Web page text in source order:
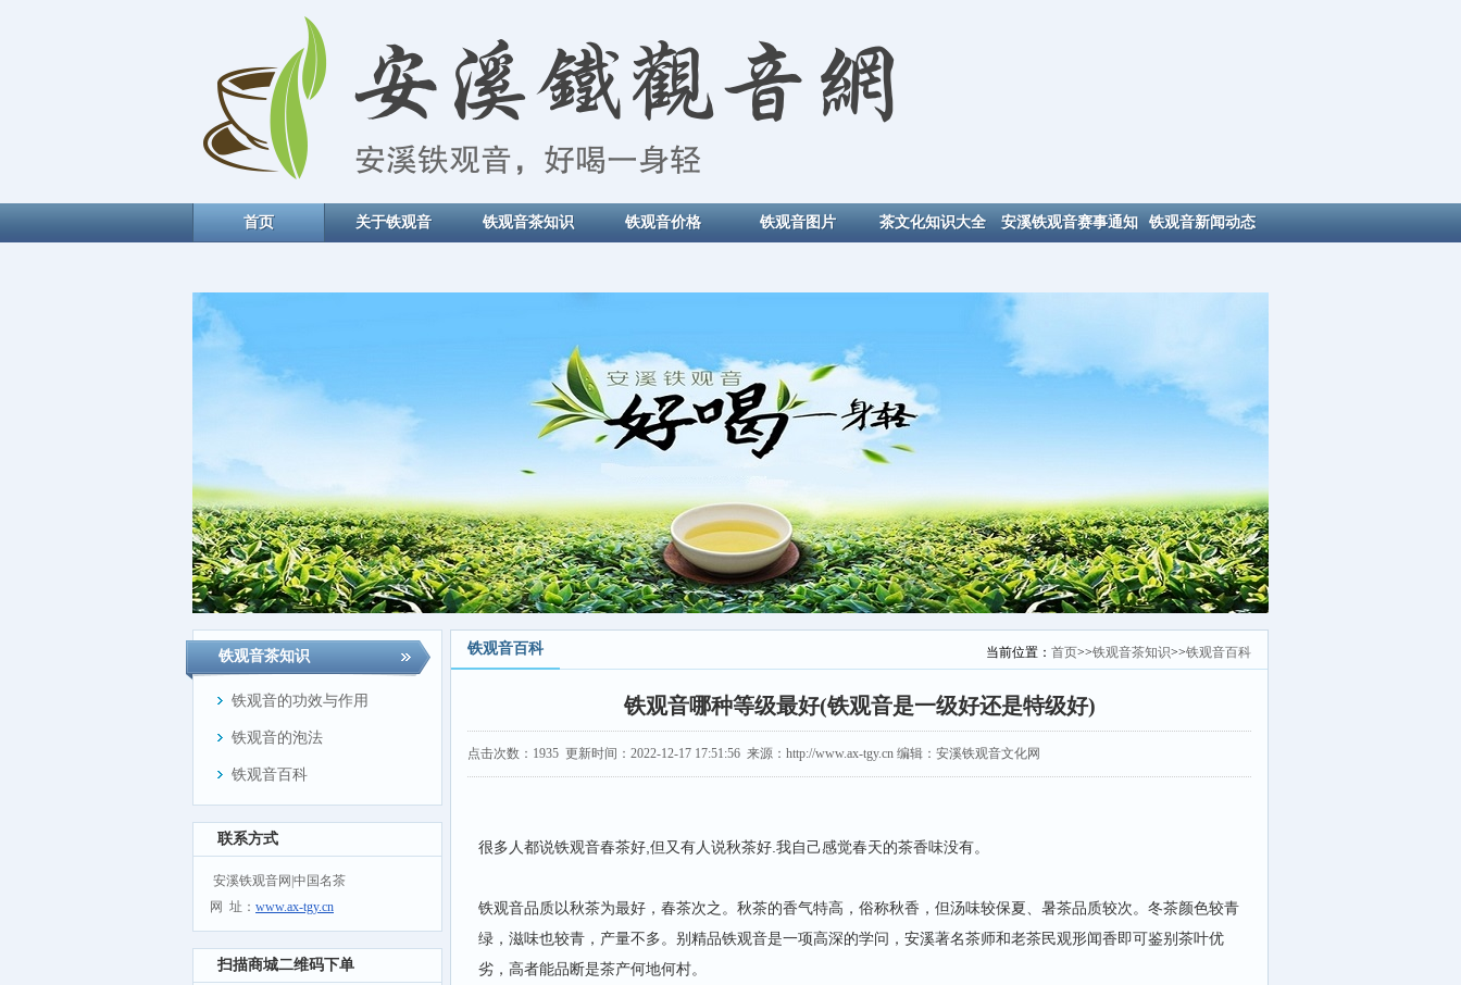
首页 关于铁观音 铁观音茶知识 铁观音价格 铁观音图片 茶文化知识大全 安溪铁观音赛事通知 铁观音新闻动态
铁观音茶知识
铁观音的功效与作用
铁观音的泡法
铁观音百科
联系方式
安溪铁观音网|中国名茶
网 址： www.ax-tgy.cn
扫描商城二维码下单
当前位置： 首页>>铁观音茶知识>>铁观音百科
铁观音百科
铁观音哪种等级最好(铁观音是一级好还是特级好)
点击次数： 1935 更新时间：2022-12-17 17:51:56 来源：http://www.ax-tgy.cn 编辑：安溪铁观音文化网
很多人都说铁观音春茶好,但又有人说秋茶好.我自己感觉春天的茶香味没有。
铁观音品质以秋茶为最好，春茶次之。秋茶的香气特高，俗称秋香，但汤味较保夏、暑茶品质较次。冬茶颜色较青
绿，滋味也较青，产量不多。别精品铁观音是一项高深的学问，安溪著名茶师和老茶民观形闻香即可鉴别茶叶优
劣，高者能品断是茶产何地何村。